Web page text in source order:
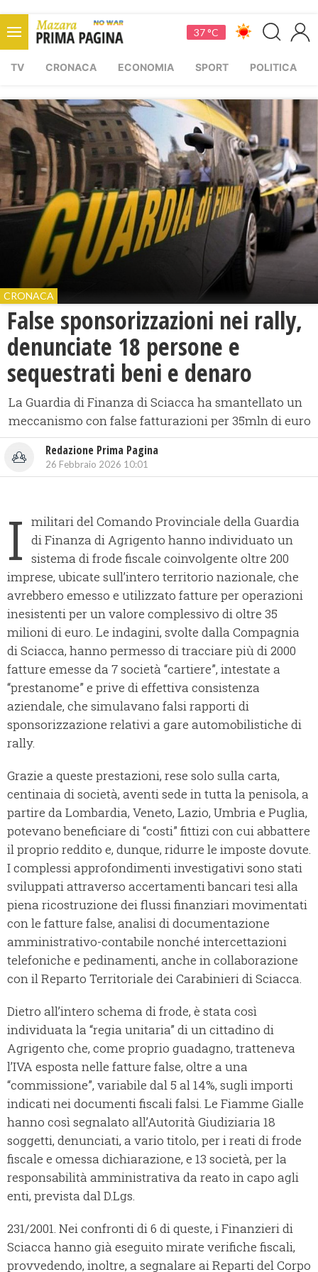
37 °C
TV CRONACA ECONOMIA SPORT POLITICA
CRONACA
False sponsorizzazioni nei rally,
denunciate 18 persone e
sequestrati beni e denaro
La Guardia di Finanza di Sciacca ha smantellato un
meccanismo con false fatturazioni per 35mln di euro
Redazione Prima Pagina
26 Febbraio 2026 10:01
I militari del Comando Provinciale della Guardia
di Finanza di Agrigento hanno individuato un
sistema di frode fiscale coinvolgente oltre 200
imprese, ubicate sull’intero territorio nazionale, che
avrebbero emesso e utilizzato fatture per operazioni
inesistenti per un valore complessivo di oltre 35
milioni di euro. Le indagini, svolte dalla Compagnia
di Sciacca, hanno permesso di tracciare più di 2000
fatture emesse da 7 società “cartiere”, intestate a
“prestanome” e prive di effettiva consistenza
aziendale, che simulavano falsi rapporti di
sponsorizzazione relativi a gare automobilistiche di
rally.
Grazie a queste prestazioni, rese solo sulla carta,
centinaia di società, aventi sede in tutta la penisola, a
partire da Lombardia, Veneto, Lazio, Umbria e Puglia,
potevano beneficiare di “costi” fittizi con cui abbattere
il proprio reddito e, dunque, ridurre le imposte dovute.
I complessi approfondimenti investigativi sono stati
sviluppati attraverso accertamenti bancari tesi alla
piena ricostruzione dei flussi finanziari movimentati
con le fatture false, analisi di documentazione
amministrativo-contabile nonché intercettazioni
telefoniche e pedinamenti, anche in collaborazione
con il Reparto Territoriale dei Carabinieri di Sciacca.
Dietro all’intero schema di frode, è stata così
individuata la “regia unitaria” di un cittadino di
Agrigento che, come proprio guadagno, tratteneva
l’IVA esposta nelle fatture false, oltre a una
“commissione”, variabile dal 5 al 14%, sugli importi
indicati nei documenti fiscali falsi. Le Fiamme Gialle
hanno così segnalato all’Autorità Giudiziaria 18
soggetti, denunciati, a vario titolo, per i reati di frode
fiscale e omessa dichiarazione, e 13 società, per la
responsabilità amministrativa da reato in capo agli
enti, prevista dal D.Lgs.
231/2001. Nei confronti di 6 di queste, i Finanzieri di
Sciacca hanno già eseguito mirate verifiche fiscali,
provvedendo, inoltre, a segnalare ai Reparti del Corpo